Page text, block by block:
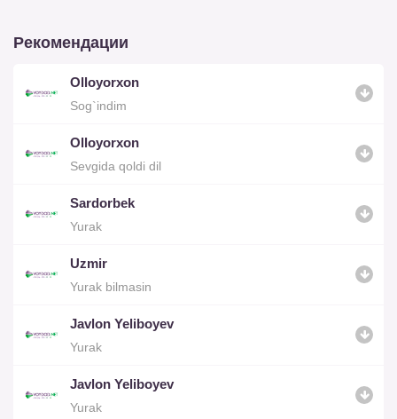
Рекомендации
Olloyorxon
Sog`indim
Olloyorxon
Sevgida qoldi dil
Sardorbek
Yurak
Uzmir
Yurak bilmasin
Javlon Yeliboyev
Yurak
Javlon Yeliboyev
Yurak